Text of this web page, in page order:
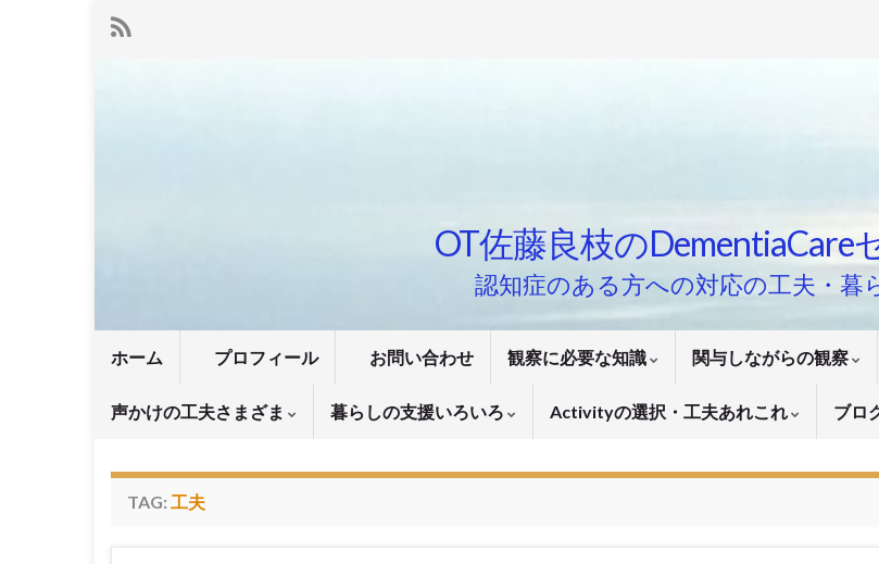
OT佐藤良枝のDementiaCare
認知症のある方への対応の工夫・暮
ホーム プロフィール お問い合わせ 観察に必要な知識 関与しながらの観察
声かけの工夫さまざま 暮らしの支援いろいろ Activityの選択・工夫あれこれ ブロ
TAG: 工夫